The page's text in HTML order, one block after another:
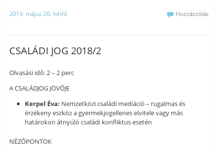
2019. május 20. hétfő Hozzászólás
CSALÁDI JOG 2018/2
Olvasási idő: 2 – 2 perc
A CSALÁDJOG JÖVŐJE
Kerpel Éva: Nemzetközi családi mediáció – rugalmas és
érzékeny eszköz a gyermekjogellenes elvitele vagy más
határokon átnyúló családi konfliktus esetén
NÉZŐPONTOK